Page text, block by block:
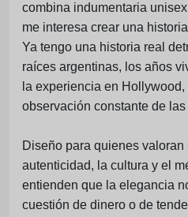
combina indumentaria
me interesa crear una
Ya tengo una historia real
raíces argentinas, los años
la experiencia en
observación constante de
Diseño para quienes
autenticidad, la cultura y el
entienden que la elegancia
cuestión de dinero o de